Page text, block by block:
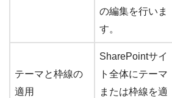
の編集を行いま
す。
テーマと枠線の
適用
SharePointサイ
ト全体にテーマ
または枠線を適